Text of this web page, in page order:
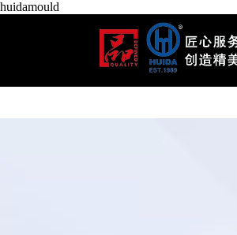
huidamould